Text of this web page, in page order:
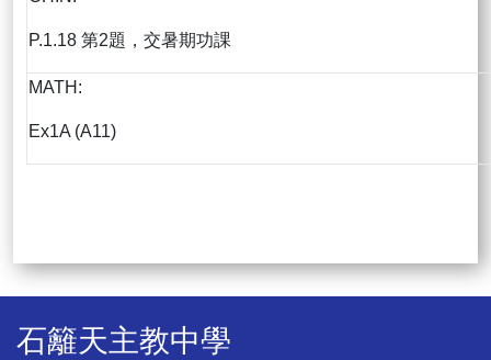
P.1.18 第2題，交暑期功課
MATH:
Ex1A (A11)
石籬天主教中學